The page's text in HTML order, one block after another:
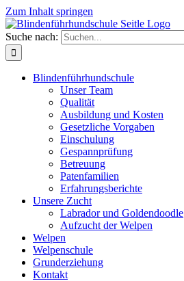
Zum Inhalt springen
Suche nach:
Blindenführhundschule
Unser Team
Qualität
Ausbildung und Kosten
Gesetzliche Vorgaben
Einschulung
Gespannprüfung
Betreuung
Patenfamilien
Erfahrungsberichte
Unsere Zucht
Labrador und Goldendoodle
Aufzucht der Welpen
Welpen
Welpenschule
Grunderziehung
Kontakt